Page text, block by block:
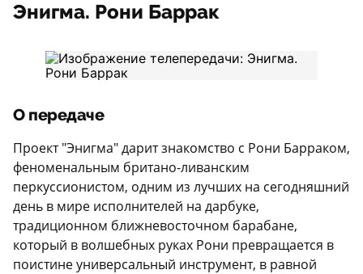
Энигма. Рони Баррак
О передаче
Проект "Энигма" дарит знакомство с Рони Барраком,
феноменальным британо-ливанским
перкуссионистом, одним из лучших на сегодняшний
день в мире исполнителей на дарбуке,
традиционном ближневосточном барабане,
который в волшебных руках Рони превращается в
поистине универсальный инструмент, в равной